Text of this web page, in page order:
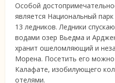
Особой
является Национальный
13 ледников. Ледники
водами озер Вьедма и
хранит ошеломляющий и
Морена. Посетить его можно
Калафате, изобилующего
отелями.